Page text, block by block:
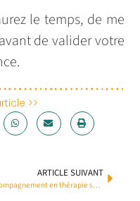
le temps, de me
de valider votre
>>
ARTICLE SUIVANT
L’accompagnement en thérapie systémique familiale et conjugale grâce aux thérapies brèves